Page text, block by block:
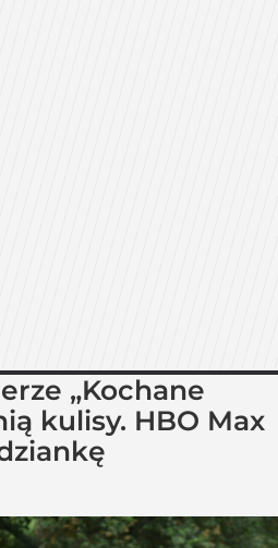
„Kochane
kulisy. HBO Max